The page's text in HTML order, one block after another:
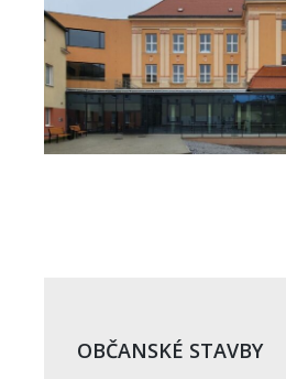
OBČANSKÉ STAVBY